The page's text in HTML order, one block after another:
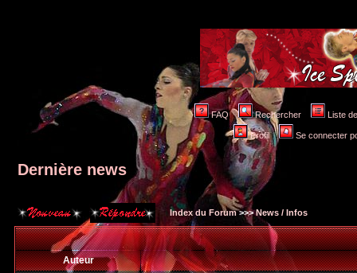
FAQ Rechercher Liste
Profil Se connecter
Dernière news
Index du Forum>>>News / Infos
Auteur